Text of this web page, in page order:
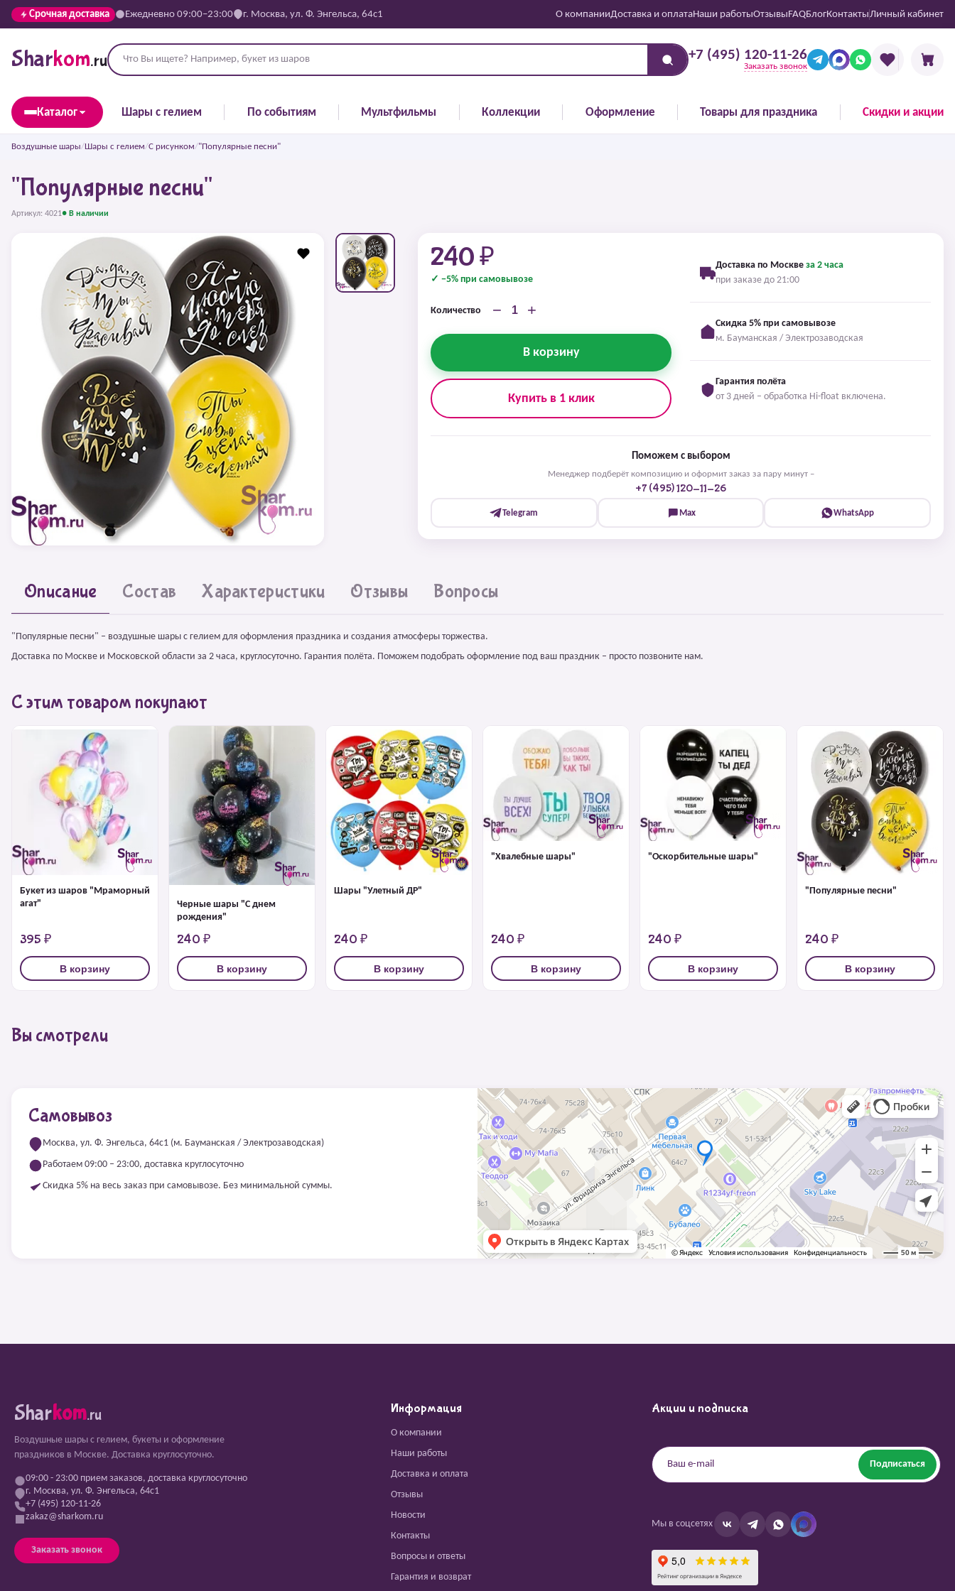
Срочная доставка Ежедневно 09:00–23:00 г. Москва, ул. Ф. Энгельса, 64с1 О компанииДоставка и оплатаНаши работыОтзывыFAQБлогКонтактыЛичный кабинет
Sharkom.ru +7 (495) 120-11-26
Заказать звонок
Каталог Шары с гелием По событиям Мультфильмы Коллекции Оформление Товары для праздника Скидки и акции
Воздушные шары/Шары с гелием/С рисунком/"Популярные песни"
"Популярные песни"
Артикул: 4021● В наличии
240 ₽
✓ −5% при самовывозе
Количество − +
В корзину
Купить в 1 клик
Доставка по Москве за 2 часа
при заказе до 21:00
Скидка 5% при самовывозе
м. Бауманская / Электрозаводская
Гарантия полёта
от 3 дней – обработка Hi-float включена.
Поможем с выбором
Менеджер подберёт композицию и оформит заказ за пару минут –
+7 (495) 120-11-26
Telegram Max WhatsApp
Описание Состав Характеристики Отзывы Вопросы
"Популярные песни" – воздушные шары с гелием для оформления праздника и создания атмосферы торжества.
Доставка по Москве и Московской области за 2 часа, круглосуточно. Гарантия полёта. Поможем подобрать оформление под ваш праздник – просто позвоните нам.
С этим товаром покупают
Букет из шаров "Мраморный
агат"
395 ₽
В корзину
Черные шары "С днем
рождения"
240 ₽
В корзину
Шары "Улетный ДР"
240 ₽
В корзину
"Хвалебные шары"
240 ₽
В корзину
"Оскорбительные шары"
240 ₽
В корзину
"Популярные песни"
240 ₽
В корзину
Вы смотрели
Самовывоз
Москва, ул. Ф. Энгельса, 64с1 (м. Бауманская / Электрозаводская)
Работаем 09:00 – 23:00, доставка круглосуточно
Скидка 5% на весь заказ при самовывозе. Без минимальной суммы.
Sharkom.ru
Воздушные шары с гелием, букеты и оформление
праздников в Москве. Доставка круглосуточно.
09:00 - 23:00 прием заказов, доставка круглосуточно
г. Москва, ул. Ф. Энгельса, 64с1
+7 (495) 120-11-26
zakaz@sharkom.ru
Заказать звонок
Информация
О компании
Наши работы
Доставка и оплата
Отзывы
Новости
Контакты
Вопросы и ответы
Гарантия и возврат
Акции и подписка
Подписаться
Мы в соцсетях